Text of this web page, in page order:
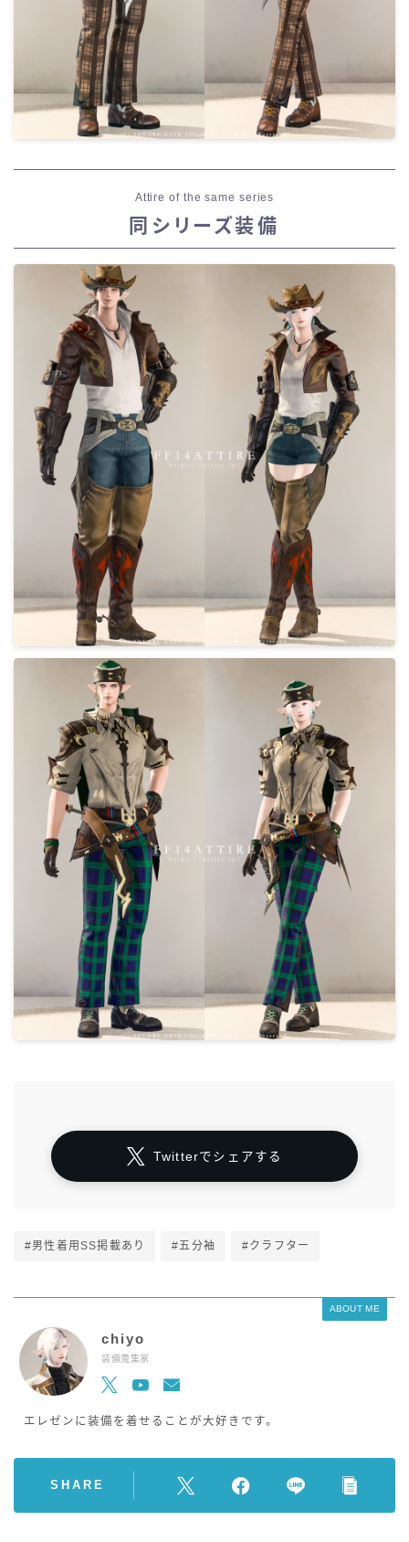
Attire of the same series
同シリーズ装備
Twitterでシェアする
#男性着用SS掲載あり #五分袖 #クラフター
ABOUT ME
chiyo
装備蒐集家
エレゼンに装備を着せることが大好きです。
SHARE